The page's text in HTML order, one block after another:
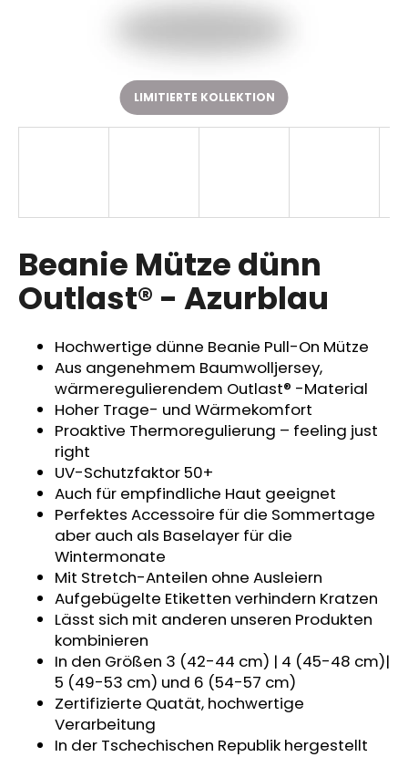
Beanie Mütze dünn
Outlast® - Azurblau
Hochwertige dünne Beanie Pull-On Mütze
Aus angenehmem Baumwolljersey,
wärmeregulierendem Outlast® -Material
Hoher Trage- und Wärmekomfort
Proaktive Thermoregulierung – feeling just
right
UV-Schutzfaktor 50+
Auch für empfindliche Haut geeignet
Perfektes Accessoire für die Sommertage
aber auch als Baselayer für die
Wintermonate
Mit Stretch-Anteilen ohne Ausleiern
Aufgebügelte Etiketten verhindern Kratzen
Lässt sich mit anderen unseren Produkten
kombinieren
In den Größen 3 (42-44 cm) | 4 (45-48 cm)|
5 (49-53 cm) und 6 (54-57 cm)
Zertifizierte Quatät, hochwertige
Verarbeitung
In der Tschechischen Republik hergestellt
LIMITIERTE KOLLEKTION
p
f
e
h
KINDERWAGENUNTERLAGE
OUTLAST®
GRAU
MELIERT
€43,35